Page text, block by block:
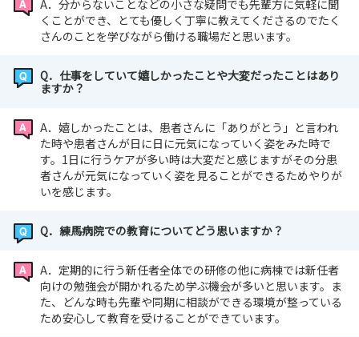
A．分からないことなどの小さな疑問でも先輩方に気軽に聞
くことができ、とても優しく丁寧に教えてくださるのでたく
さんのことを学びながら働ける職場だと思います。
Q．仕事をしていて嬉しかったことや大変だったことはあり
ますか？
A．嬉しかったことは、患者さんに「ありがとう」と言われ
た時や患者さんが日に日に元気になっていく姿をみた時で
す。1日に行うケアが多い時は大変だと感じますがその分患
者さんが元気になっていく姿を見ることができるためやりが
いを感じます。
Q．練馬病院での教育についてどう思いますか？
A．定期的に行う新任者全体での研修の他に病棟では新任者
向けの勉強会が開かれるため学ぶ機会が多いと思います。ま
た、どんな時も先輩や同期に相談ができる環境が整っている
ため安心して教育を受けることができています。